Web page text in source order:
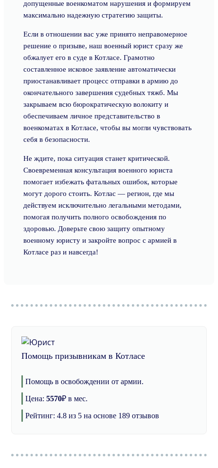
допущенные военкоматом нарушения и формируем
максимально надежную стратегию защиты.
Если в отношении вас уже принято неправомерное
решение о призыве, наш военный юрист сразу же
обжалует его в суде в Котласе. Грамотно
составленное исковое заявление автоматически
приостанавливает процесс отправки в армию до
окончательного завершения судебных тяжб. Мы
закрываем всю бюрократическую волокиту и
обеспечиваем личное представительство в
военкоматах в Котласе, чтобы вы могли чувствовать
себя в безопасности.
Не ждите, пока ситуация станет критической.
Своевременная консультация военного юриста
помогает избежать фатальных ошибок, которые
могут дорого стоить. Котлас — регион, где мы
действуем исключительно легальными методами,
помогая получить полного освобождения по
здоровью. Доверьте свою защиту опытному
военному юристу и закройте вопрос с армией в
Котласе раз и навсегда!
Помощь призывникам в Котласе
Помощь в освобождении от армии.
Цена: 5570₽ в мес.
Рейтинг: 4.8 из 5 на основе 189 отзывов